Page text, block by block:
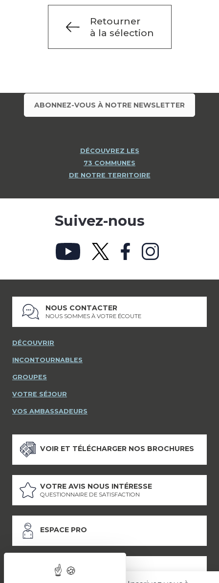
Retourner
à la sélection
ABONNEZ-VOUS À NOTRE NEWSLETTER
DÉCOUVREZ LES
73 COMMUNES
DE NOTRE TERRITOIRE
Suivez-nous
NOUS CONTACTER
NOUS SOMMES À VOTRE ÉCOUTE
DÉCOUVRIR
INCONTOURNABLES
GROUPES
VOTRE SÉJOUR
VOS AMBASSADEURS
VOIR ET TÉLÉCHARGER NOS BROCHURES
VOTRE AVIS NOUS INTÉRESSE
QUESTIONNAIRE DE SATISFACTION
ESPACE PRO
ESPACE PRESSE